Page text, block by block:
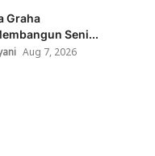
Graha
Seni...
Aug 7, 2026